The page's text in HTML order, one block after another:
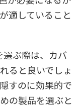
適していること
ぶ際は、カバ
ると良いでしょ
すのに効果的で
の製品を選ぶと